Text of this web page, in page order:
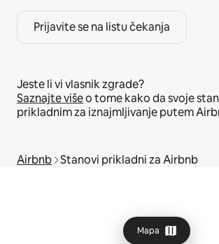
Mapa
Prijavite se na listu čekanja
Jeste li vi vlasnik zgrade?
Saznajte višeo tome kako da svoje
prikladnim za iznajmljivanje putem
Airbnb Stanovi prikladni za Airbnb